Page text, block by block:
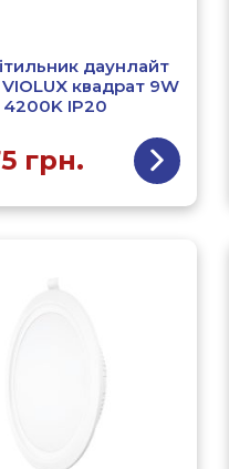
даунлайт
VIOLUX квадрат 9W
4200K IP20
грн.